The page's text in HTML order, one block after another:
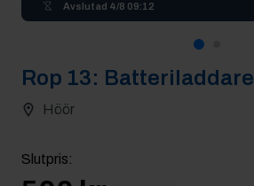
Avslutad 4/8 09:12
Rop 13: Batteriladdare
Höör
Slutpris: